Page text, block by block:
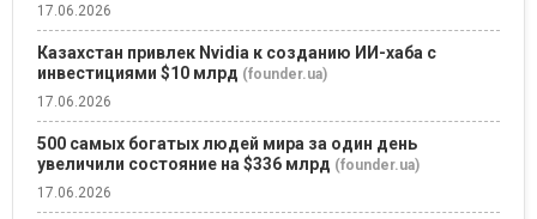
17.06.2026
Казахстан привлек Nvidia к созданию ИИ-хаба с
инвестициями $10 млрд (founder.ua)
17.06.2026
500 самых богатых людей мира за один день
увеличили состояние на $336 млрд (founder.ua)
17.06.2026